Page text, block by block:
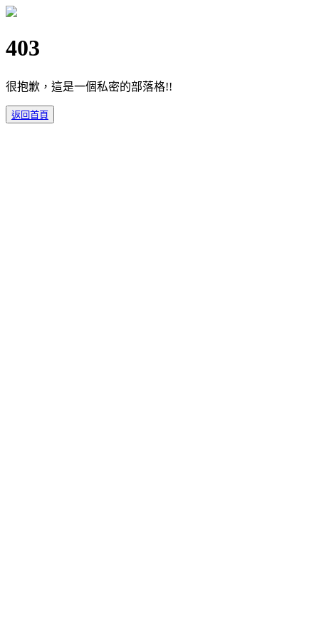
403
很抱歉，這是一個私密的部落格!!
返回首頁